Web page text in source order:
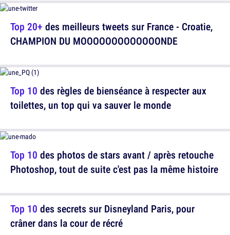
Top 20+ des meilleurs tweets sur France - Croatie,
CHAMPION DU MOOOOOOOOOOOOONDE
Top 10 des photos de stars avant / après retouche
Photoshop, tout de suite c'est pas la même histoire
Top 10 des règles de bienséance à respecter aux
toilettes, un top qui va sauver le monde
Top 10 des secrets sur Disneyland Paris, pour
crâner dans la cour de récré